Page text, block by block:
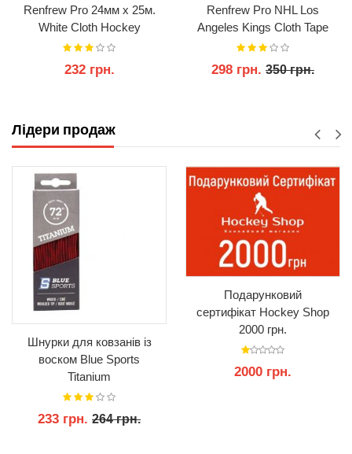
Renfrew Pro 24мм x 25м.
White Cloth Hockey
232 грн.
Renfrew Pro NHL Los
Angeles Kings Cloth Tape
298 грн. 350 грн.
Лідери продаж
Шнурки для ковзанів із
воском Blue Sports
Titanium
233 грн. 264 грн.
Подарунковий
сертифікат Hockey Shop
2000 грн.
2000 грн.